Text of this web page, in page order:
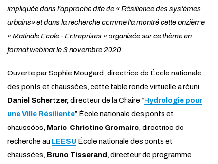
impliquée dans l'approche dite de « Résilience des systèmes
urbains» et dans la recherche comme l'a montré cette onzième
« Matinale Ecole - Entreprises » organisée sur ce thème en
format webinar le3 novembre 2020.
Ouverte par Sophie Mougard, directrice de École nationale
des ponts et chaussées, cette table ronde virtuelle a réuni
Daniel Schertzer,directeur de la Chaire “Hydrologie pour
une Ville Résiliente” École nationale des ponts et
chaussées, Marie-Christine Gromaire, directrice de
recherche au LEESU École nationale des ponts et
chaussées, Bruno Tisserand, directeur de programme